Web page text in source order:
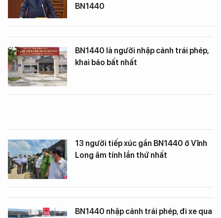
BN1440
BN1440 là người nhập cảnh trái phép,
khai báo bất nhất
13 người tiếp xúc gần BN1440 ở Vĩnh
Long âm tính lần thứ nhất
BN1440 nhập cảnh trái phép, đi xe qua